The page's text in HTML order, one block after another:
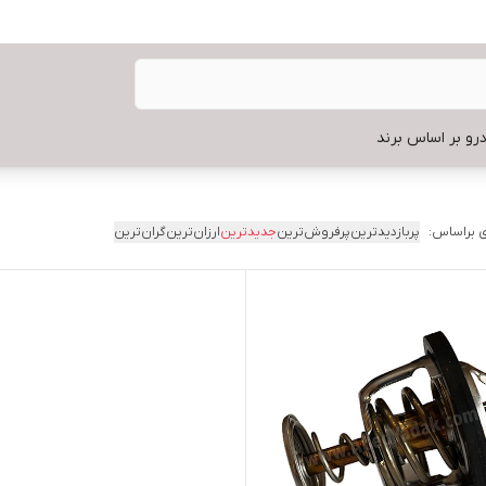
بر اساس برند
براساس: پربازدیدترینپرفروش‌ترینجدیدترینارزان‌ترینگران‌ترین